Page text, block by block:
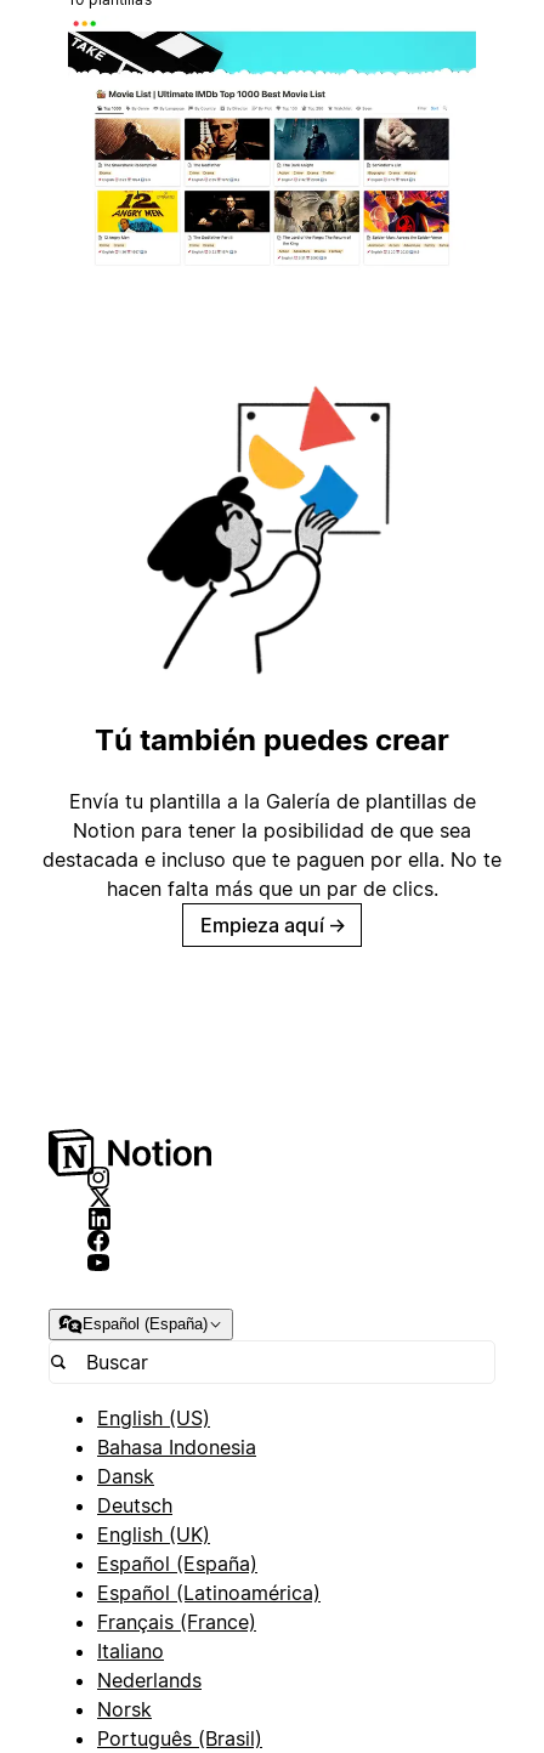
Tú también puedes crear
Envía tu plantilla a la Galería de plantillas de
Notion para tener la posibilidad de que sea
destacada e incluso que te paguen por ella. No te
hacen falta más que un par de clics.
Empieza aquí →
Español (España)
English (US)
Bahasa Indonesia
Dansk
Deutsch
English (UK)
Español (España)
Español (Latinoamérica)
Français (France)
Italiano
Nederlands
Norsk
Português (Brasil)